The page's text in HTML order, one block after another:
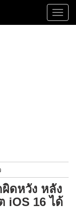
ดหวัง หลัง
iOS 16 ได้